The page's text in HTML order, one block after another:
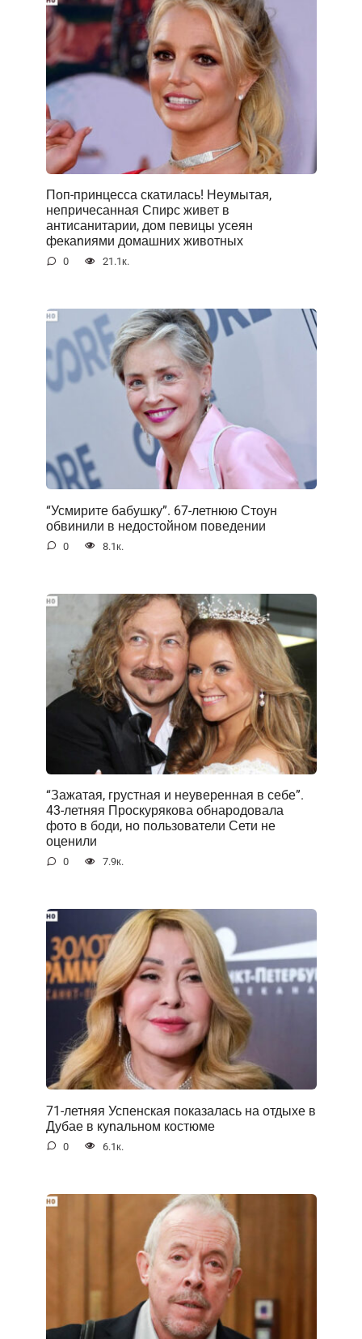
Поп-принцесса скатилась! Неумытая,
непричесанная Спирс живет в
антисанитарии, дом певицы усеян
фекаnиями домашних животных
0 21.1к.
“Усмирите бабушку”. 67-летнюю Стоун
обвинили в недостойном поведении
0 8.1к.
“Зажатая, грустная и неуверенная в себе”.
43-летняя Проскурякова обнародовала
фото в боди, но пользователи Сети не
оценили
0 7.9к.
71-летняя Успенская показалась на отдыхе в
Дубае в куnальном костюме
0 6.1к.